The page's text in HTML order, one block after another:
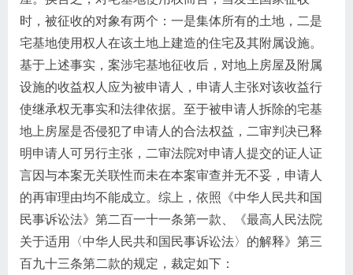
时，被征收的对象有两个：一是集体所有的土地，二是
宅基地使用权人在该土地上建造的住宅及其附属设施。
基于上述事实，案涉宅基地征收后，对地上房屋及附属
设施的收益权人应为被申请人，申请人主张对该收益行
使继承权无事实和法律依据。至于被申请人拆除的宅基
地上房屋是否侵犯了申请人的合法权益，二审判决已释
明申请人可另行主张，二审法院对申请人提交的证人证
言因与本案无关联性而未在本案审查并无不妥，申请人
的再审理由均不能成立。综上，依照《中华人民共和国
民事诉讼法》第二百一十一条第一款、《最高人民法院
关于适用〈中华人民共和国民事诉讼法〉的解释》第三
百九十三条第二款的规定，裁定如下：